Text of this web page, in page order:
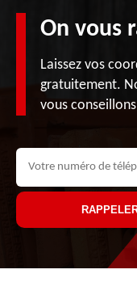
On vous
Laissez vos
gratuitement.
vous